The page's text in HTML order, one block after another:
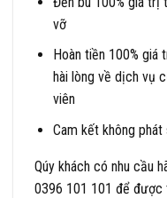
vỡ
Hoàn tiền 100% giá
hài lòng về dịch vụ
viên
Cam kết không
Qúy khách có nhu cầu
0396 101 101 để